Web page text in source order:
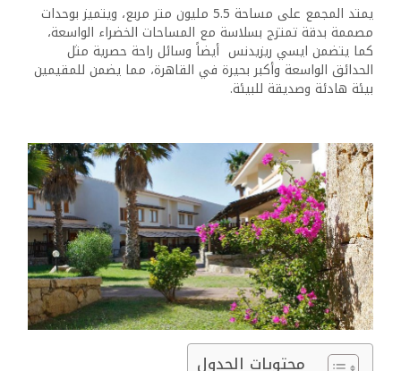
يمتد المجمع على مساحة 5.5 مليون متر مربع، ويتميز بوحدات
مصممة بدقة تمتزج بسلاسة مع المساحات الخضراء الواسعة،
كما يتضمن ايسي ريزيدنس أيضاً وسائل راحة حصرية مثل
الحدائق الواسعة وأكبر بحيرة في القاهرة، مما يضمن للمقيمين
بيئة هادئة وصديقة للبيئة.
محتويات الجدول